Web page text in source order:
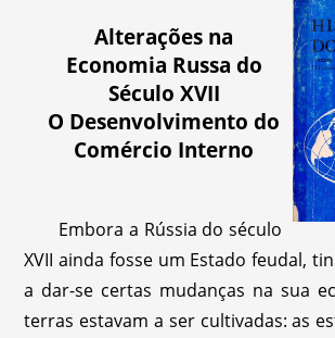
Alterações na
Economia Russa do
Século XVII
O Desenvolvimento do
Comércio Interno
Embora a Rússia do século
XVII ainda fosse um Estado feudal,
a dar-se certas mudanças na sua
terras estavam a ser cultivadas: as